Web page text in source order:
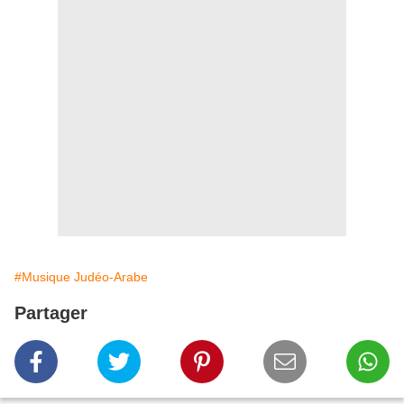
#Musique Judéo-Arabe
Partager